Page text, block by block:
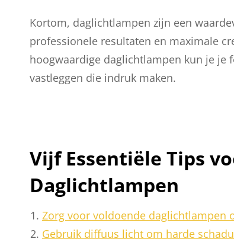
Kortom, daglichtlampen zijn een
professionele resultaten en maximale
hoogwaardige daglichtlampen kun je je
vastleggen die indruk maken.
Vijf Essentiële Tips
Daglichtlampen
Zorg voor voldoende daglichtlampen
Gebruik diffuus licht om harde